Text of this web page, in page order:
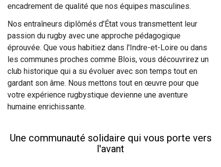
encadrement de qualité que nos équipes masculines.
Nos entraîneurs diplômés d'État vous transmettent leur
passion du rugby avec une approche pédagogique
éprouvée. Que vous habitiez dans l'Indre-et-Loire ou dans
les communes proches comme Blois, vous découvrirez un
club historique qui a su évoluer avec son temps tout en
gardant son âme. Nous mettons tout en œuvre pour que
votre expérience rugbystique devienne une aventure
humaine enrichissante.
Une communauté solidaire qui vous porte vers
l'avant